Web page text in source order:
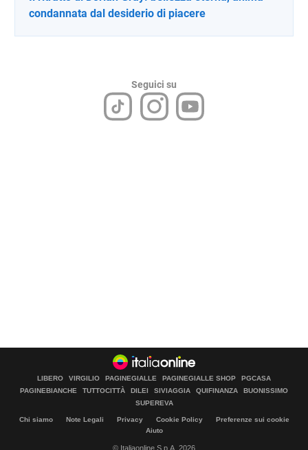
condannata dal desiderio di piacere
Seguici su
LIBERO VIRGILIO PAGINEGIALLE PAGINEGIALLE SHOP
PGCASA
PAGINEBIANCHE
TUTTOCITTÀ DILEI SIVIAGGIA QUIFINANZA
BUONISSIMO
SUPEREVA
Chi siamo Note Legali Privacy Cookie Policy
Preferenze sui cookie
Aiuto
© Italiaonline S.p.A. 2026